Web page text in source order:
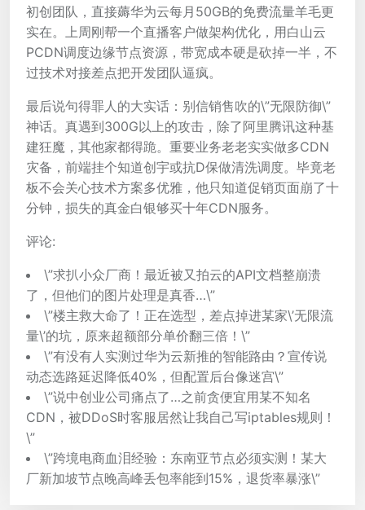
初创团队，直接薅华为云每月50GB的免费流量羊毛更
实在。上周刚帮一个直播客户做架构优化，用白山云
PCDN调度边缘节点资源，带宽成本硬是砍掉一半，不
过技术对接差点把开发团队逼疯。
最后说句得罪人的大实话：别信销售吹的\”无限防御\”
神话。真遇到300G以上的攻击，除了阿里腾讯这种基
建狂魔，其他家都得跪。重要业务老老实实做多CDN
灾备，前端挂个知道创宇或抗D保做清洗调度。毕竟老
板不会关心技术方案多优雅，他只知道促销页面崩了十
分钟，损失的真金白银够买十年CDN服务。
评论:
\”求扒小众厂商！最近被又拍云的API文档整崩溃
了，但他们的图片处理是真香…\”
\”楼主救大命了！正在选型，差点掉进某家\’无限流
量\’的坑，原来超额部分单价翻三倍！\”
\”有没有人实测过华为云新推的智能路由？宣传说
动态选路延迟降低40%，但配置后台像迷宫\”
\”说中创业公司痛点了…之前贪便宜用某不知名
CDN，被DDoS时客服居然让我自己写iptables规则！
\”
\”跨境电商血泪经验：东南亚节点必须实测！某大
厂新加坡节点晚高峰丢包率能到15%，退货率暴涨\”